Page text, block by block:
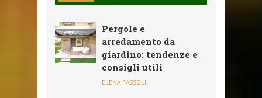
Pergole e
arredamento da
giardino: tendenze e
consigli utili
ELENA FASSOLI